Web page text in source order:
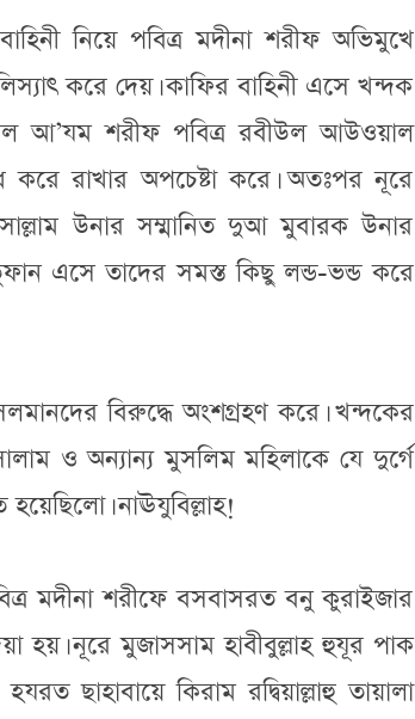
নিয়ে পবিত্র মদীনা শরীফ অভিমুখে
করে দেয়। কাফির বাহিনী এসে খন্দক
আ’যম শরীফ পবিত্র রবীউল আউওয়াল
রাখার অপচেষ্টা করে। অতঃপর নূরে
উনার সম্মানিত দুআ মুবারক উনার
এসে তাদের সমস্ত কিছু লন্ড-ভন্ড করে
বিরুদ্ধে অংশগ্রহণ করে। খন্দকের
ও অন্যান্য মুসলিম মহিলাকে যে দুর্গে
নাঊযুবিল্লাহ!
মদীনা শরীফে বসবাসরত বনু কুরাইজার
হয়। নূরে মুজাসসাম হাবীবুল্লাহ হুযূর পাক
ছাহাবায়ে কিরাম রদ্বিয়াল্লাহু তায়ালা